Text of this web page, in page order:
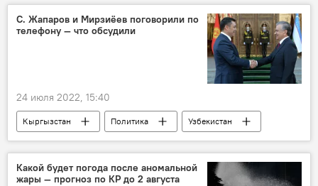
Ислам Турдиев
С. Жапаров и Мирзиёев поговорили по
телефону — что обсудили
24 июля 2022, 15:40
Кыргызстан Политика
Узбекистан
Садыр Жапаров
Шавкат Мирзиёев
Какой будет погода после аномальной
жары — прогноз по КР до 2 августа